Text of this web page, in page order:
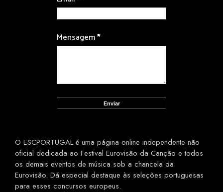
Mensagem*
O ESCPORTUGAL é uma página online independente não
oficial dedicada ao Festival Eurovisão da Canção e todos
os demais eventos de música sob a chancela da
Eurovisão. Dá especial destaque às seleções portuguesas
para esses concursos europeus.